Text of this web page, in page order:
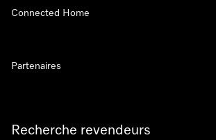
Recherche revendeurs
Connected Home
Partenaires